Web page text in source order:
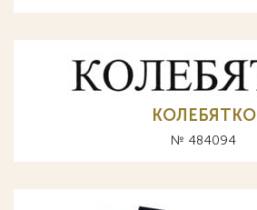
КОЛЕБЯТКО
№ 484094